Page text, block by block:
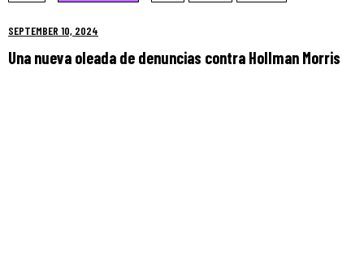
SEPTEMBER 10, 2024
Una nueva oleada de denuncias contra Hollman Morris